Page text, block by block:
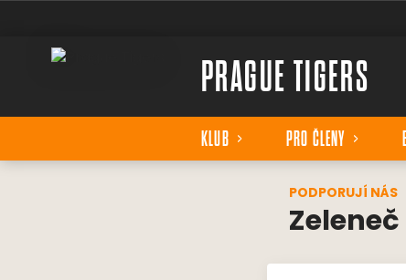
PRAGUE TIGERS
KLUB PRO ČLENY
PODPORUJÍ NÁS
Zeleneč